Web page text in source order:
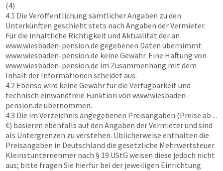
(4)
4.1 Die Veröffentlichung sämtlicher Angaben zu den
Unterkünften geschieht stets nach Angaben der Vermieter.
Für die inhaltliche Richtigkeit und Aktualität der an
www.wiesbaden-pension.de gegebenen Daten übernimmt
www.wiesbaden-pension.de keine Gewähr. Eine Haftung von
www.wiesbaden-pension.de im Zusammenhang mit dem
Inhalt der Informationen scheidet aus.
4.2 Ebenso wird keine Gewähr für die Verfügbarkeit und
technisch einwandfreie Funktion von www.wiesbaden-
pension.de übernommen.
4.3 Die im Verzeichnis angegebenen Preisangaben (Preise ab ...
€) basieren ebenfalls auf den Angaben der Vermieter und sind
als Untergrenzen zu verstehen. Üblicherweise enthalten die
Preisangaben in Deutschland die gesetzliche Mehrwertsteuer.
Kleinstunternehmer nach § 19 UStG weisen diese jedoch nicht
aus; bitte fragen Sie hierfür bei der jeweiligen Einrichtung